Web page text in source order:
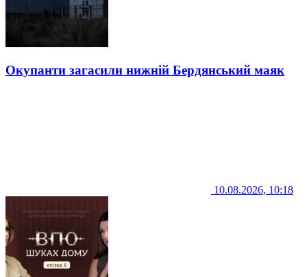
Окупанти загасили нижній Бердянський маяк
10.08.2026, 10:18